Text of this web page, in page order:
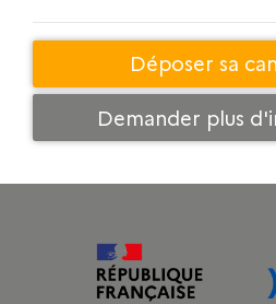
Déposer sa
Demander plus